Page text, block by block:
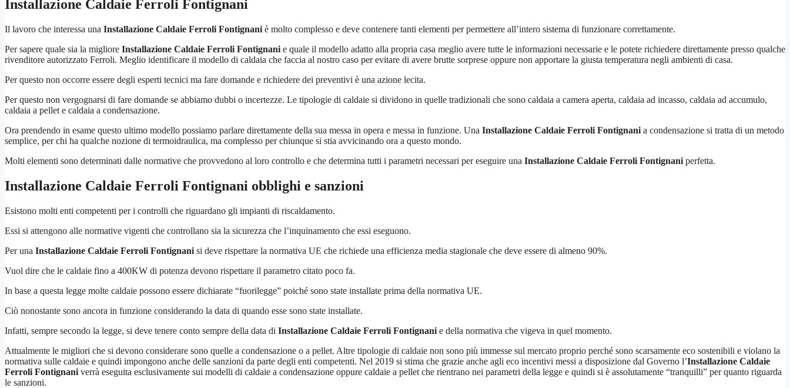
Installazione Caldaie Ferroli Fontignani
Il lavoro che interessa una Installazione Caldaie Ferroli Fontignani è molto complesso e deve contenere tanti elementi per permettere all’intero sistema di funzionare correttamente.
Per sapere quale sia la migliore Installazione Caldaie Ferroli Fontignani e quale il modello adatto alla propria casa meglio avere tutte le informazioni necessarie e le potete richiedere direttamente presso qualche
rivenditore autorizzato Ferroli. Meglio identificare il modello di caldaia che faccia al nostro caso per evitare di avere brutte sorprese oppure non apportare la giusta temperatura negli ambienti di casa.
Per questo non occorre essere degli esperti tecnici ma fare domande e richiedere dei preventivi è una azione lecita.
Per questo non vergognarsi di fare domande se abbiamo dubbi o incertezze. Le tipologie di caldaie si dividono in quelle tradizionali che sono caldaia a camera aperta, caldaia ad incasso, caldaia ad accumulo,
caldaia a pellet e caldaia a condensazione.
Ora prendendo in esame questo ultimo modello possiamo parlare direttamente della sua messa in opera e messa in funzione. Una Installazione Caldaie Ferroli Fontignani a condensazione si tratta di un metodo
semplice, per chi ha qualche nozione di termoidraulica, ma complesso per chiunque si stia avvicinando ora a questo mondo.
Molti elementi sono determinati dalle normative che provvedono al loro controllo e che determina tutti i parametri necessari per eseguire una Installazione Caldaie Ferroli Fontignani perfetta.
Installazione Caldaie Ferroli Fontignani obblighi e sanzioni
Esistono molti enti competenti per i controlli che riguardano gli impianti di riscaldamento.
Essi si attengono alle normative vigenti che controllano sia la sicurezza che l’inquinamento che essi eseguono.
Per una Installazione Caldaie Ferroli Fontignani si deve rispettare la normativa UE che richiede una efficienza media stagionale che deve essere di almeno 90%.
Vuol dire che le caldaie fino a 400KW di potenza devono rispettare il parametro citato poco fa.
In base a questa legge molte caldaie possono essere dichiarate “fuorilegge” poiché sono state installate prima della normativa UE.
Ciò nonostante sono ancora in funzione considerando la data di quando esse sono state installate.
Infatti, sempre secondo la legge, si deve tenere conto sempre della data di Installazione Caldaie Ferroli Fontignani e della normativa che vigeva in quel momento.
Attualmente le migliori che si devono considerare sono quelle a condensazione o a pellet. Altre tipologie di caldaie non sono più immesse sul mercato proprio perché sono scarsamente eco sostenibili e violano la
normativa sulle caldaie e quindi impongono anche delle sanzioni da parte degli enti competenti. Nel 2019 si stima che grazie anche agli eco incentivi messi a disposizione dal Governo l’Installazione Caldaie
Ferroli Fontignani verrà eseguita esclusivamente sui modelli di caldaie a condensazione oppure caldaie a pellet che rientrano nei parametri della legge e quindi si è assolutamente “tranquilli” per quanto riguarda
le sanzioni.